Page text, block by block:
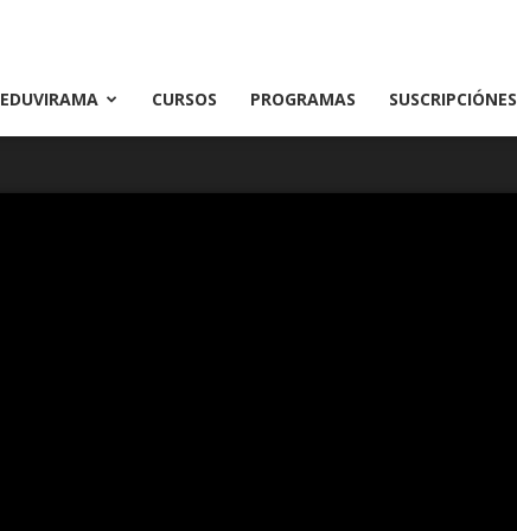
EDUVIRAMA CURSOS PROGRAMAS SUSCRIPCIÓNES